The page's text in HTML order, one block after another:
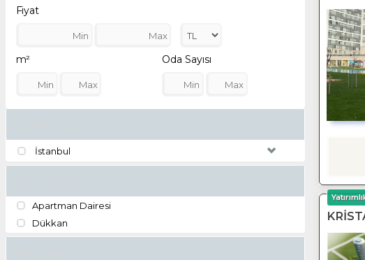
Fiyat
m² Oda Sayısı
İstanbul
Apartman Dairesi
Dükkan